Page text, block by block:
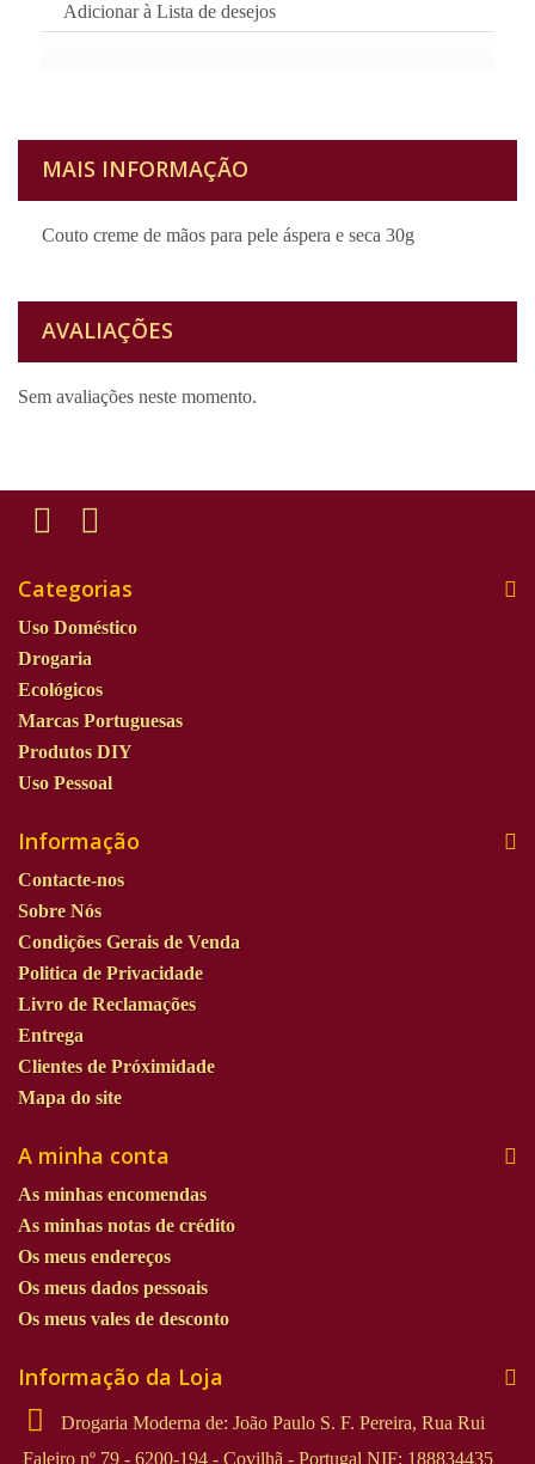
Adicionar à Lista de desejos
MAIS INFORMAÇÃO
Couto creme de mãos para pele áspera e seca 30g
AVALIAÇÕES
Sem avaliações neste momento.
Categorias
Uso Doméstico
Drogaria
Ecológicos
Marcas Portuguesas
Produtos DIY
Uso Pessoal
Informação
Contacte-nos
Sobre Nós
Condições Gerais de Venda
Politica de Privacidade
Livro de Reclamações
Entrega
Clientes de Próximidade
Mapa do site
A minha conta
As minhas encomendas
As minhas notas de crédito
Os meus endereços
Os meus dados pessoais
Os meus vales de desconto
Informação da Loja
Drogaria Moderna de: João Paulo S. F. Pereira, Rua Rui
Faleiro nº 79 - 6200-194 - Covilhã - Portugal NIF: 188834435